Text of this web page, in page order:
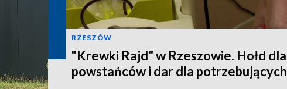
RZESZÓW
"Krewki Rajd" w Rzeszowie. Hołd dla
powstańców i dar dla potrzebujących